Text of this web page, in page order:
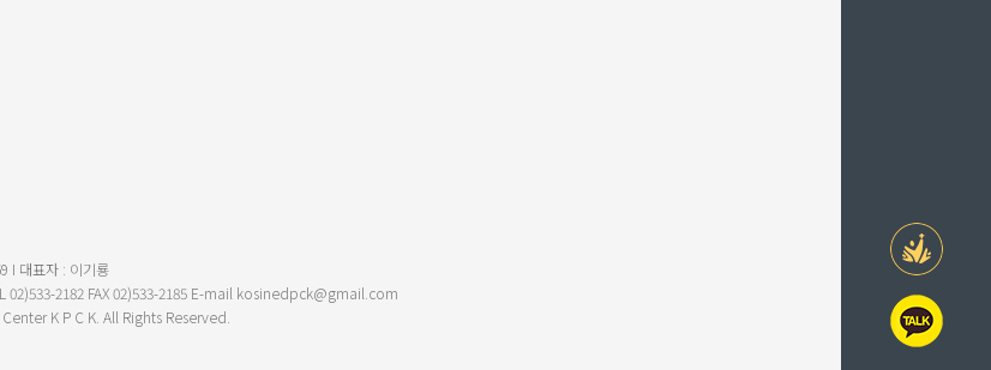
I 대표자 : 이기룡
02)533-2182 FAX 02)533-2185 E-mail kosinedpck@gmail.com
K P C K. All Rights Reserved.